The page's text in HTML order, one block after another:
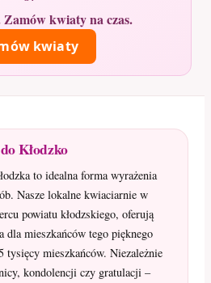
kwiaty na czas.
kwiaty
Kłodzko
to idealna forma wyrażenia
Nasze lokalne kwiaciarnie w
powiatu kłodzskiego, oferują
dla mieszkańców tego pięknego
tysięcy mieszkańców. Niezależnie
kondolencji czy gratulacji –